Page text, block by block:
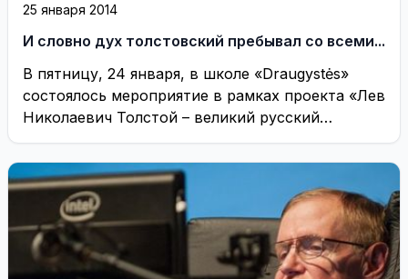
25 января 2014
И словно дух толстовский пребывал со всеми...
В пятницу, 24 января, в школе «Draugystės»
состоялось мероприятие в рамках проекта «Лев
Николаевич Толстой – великий русский
писатель и ...